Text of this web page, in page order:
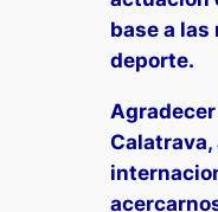
base a
deporte.